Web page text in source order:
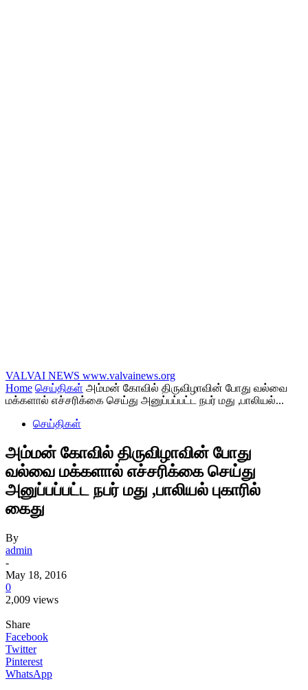
VALVAI NEWS www.valvainews.org
Home செய்திகள் அம்மன் கோவில் திருவிழாவின் போது வல்வை
மக்களால் எச்சரிக்கை செய்து அனுப்பப்பட்ட நபர் மது ,பாலியல்...
செய்திகள்
அம்மன் கோவில் திருவிழாவின் போது
வல்வை மக்களால் எச்சரிக்கை செய்து
அனுப்பப்பட்ட நபர் மது ,பாலியல் புகாரில்
கைது
By
admin
-
May 18, 2016
0
2,009 views
Share
Facebook
Twitter
Pinterest
WhatsApp